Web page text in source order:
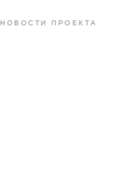
НОВОСТИ ПРОЕКТА